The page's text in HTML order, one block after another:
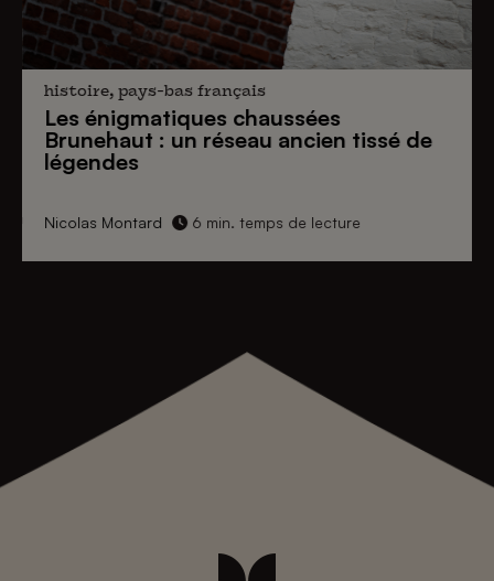
histoire, pays-bas français
Les énigmatiques chaussées
Brunehaut : un réseau ancien tissé de
légendes
Nicolas Montard 6 min. temps de lecture